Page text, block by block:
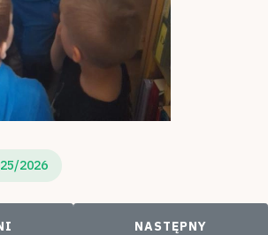
2026
ARTYKUŁ: DZIEŃ MATEMATYKI”-
NASTĘPNY
NASTĘPNY